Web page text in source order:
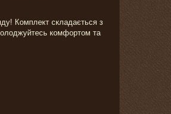
Комплект складається з
комфортом та